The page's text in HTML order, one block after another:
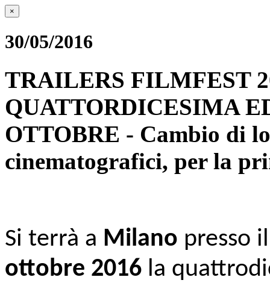
×
30/05/2016
TRAILERS FILMFEST
QUATTORDICESIMA
OTTOBRE - Cambio di
cinematografici, per la
Si terrà a Milano presso
ottobre 2016 la